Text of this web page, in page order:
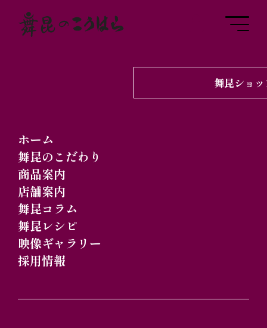
ホーム
舞昆のこだわり
商品案内
店舗案内
舞昆コラム
舞昆レシピ
映像ギャラリー
採用情報
舞昆ショ
舞昆コラム
EXPO 2024」と「舞
昆」 ～防犯・防災と暮
らしを支える備蓄食～
の巻